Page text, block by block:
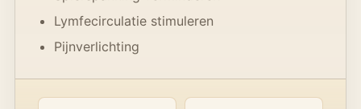
Lymfecirculatie stimuleren
Pijnverlichting